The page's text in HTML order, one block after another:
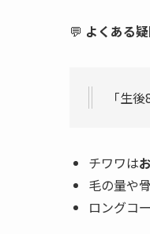
💬 よくある
「生
チワワは
毛の量や
ロングコ